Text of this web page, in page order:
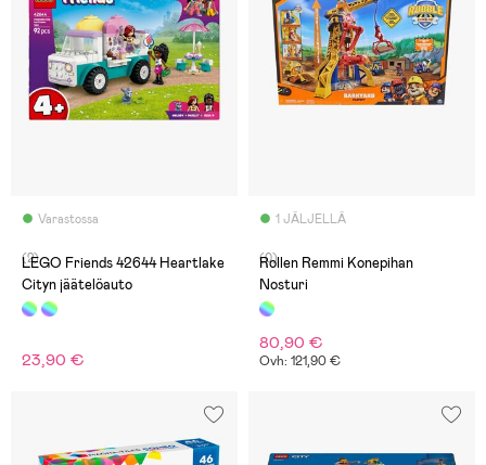
Varastossa
(2)
LEGO Friends 42644 Heartlake
Cityn jäätelöauto
23,90 €
1 JÄLJELLÄ
(0)
Rollen Remmi Konepihan
Nosturi
80,90 €
Ovh: 121,90 €